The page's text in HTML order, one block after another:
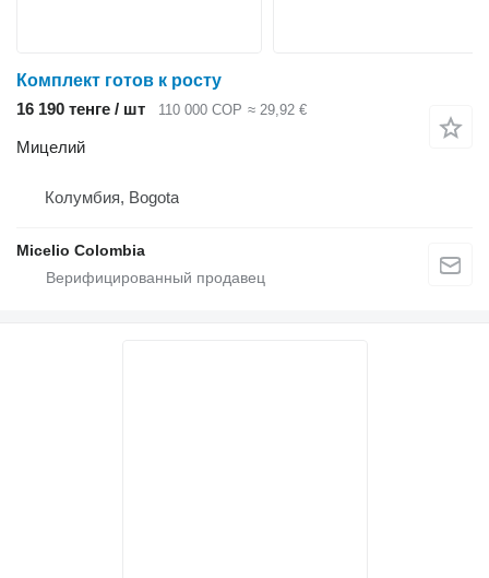
Комплект готов к росту
16 190 тенге / шт
110 000 COP ≈ 29,92 €
Мицелий
Колумбия, Bogota
Micelio Colombia